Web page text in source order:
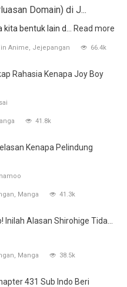
Domain) di J...
bentuk lain d... Read more
Anime Jejepangan 66.4k
Rahasia Kenapa Joy Boy
41.8k
Kenapa Pelindung
Manga 41.3k
Inilah Alasan Shirohige Tida...
Manga 38.5k
431 Sub Indo Beri